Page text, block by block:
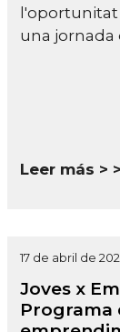
l'oportunitat
una jornada
Leer más >
17 de abril de
Joves x
Programa